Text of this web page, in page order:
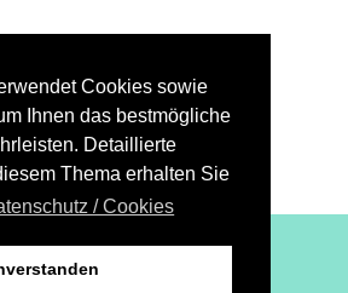
Cookies sowie
Ihnen das bestmögliche
Detaillierte
Thema erhalten Sie
/ Cookies
XiBIT Infoguide 2021